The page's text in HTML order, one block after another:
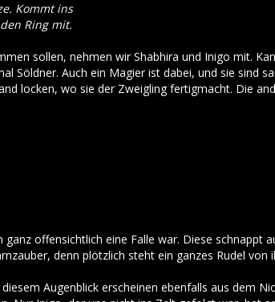
Kommt ins
Ring mit.
sollen, nehmen wir Shabhira und Inigo mit.
Söldner. Auch ein Magier ist dabei, und sie sind
locken, wo sie der Zweigling fertigmacht. Die
offensichtlich eine Falle war. Diese schnappt
denn plötzlich steht ein ganzes Rudel von
Augenblick erscheinen ebenfalls aus dem